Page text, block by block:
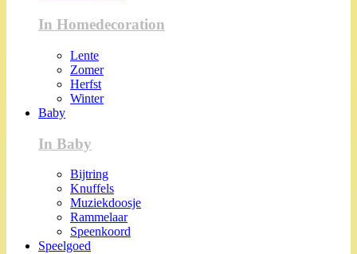
In Homedecoration
Lente
Zomer
Herfst
Winter
Baby
In Baby
Bijtring
Knuffels
Muziekdoosje
Rammelaar
Speenkoord
Speelgoed